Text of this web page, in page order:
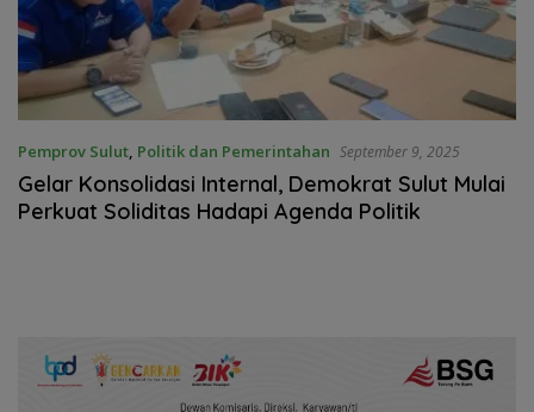
Pemprov Sulut, Politik dan Pemerintahan September 9, 2025
Gelar Konsolidasi Internal, Demokrat Sulut Mulai
Perkuat Soliditas Hadapi Agenda Politik